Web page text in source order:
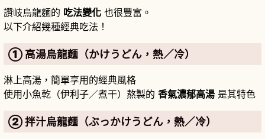
讚岐烏龍麵的 吃法變化 也很豐富。
以下介紹幾種經典吃法！
① 高湯烏龍麵（かけうどん，熱／冷）
淋上高湯，簡單享用的經典風格
使用小魚乾（伊利子／煮干）熬製的 香氣濃郁高湯 是其特色
② 拌汁烏龍麵（ぶっかけうどん，熱／冷）